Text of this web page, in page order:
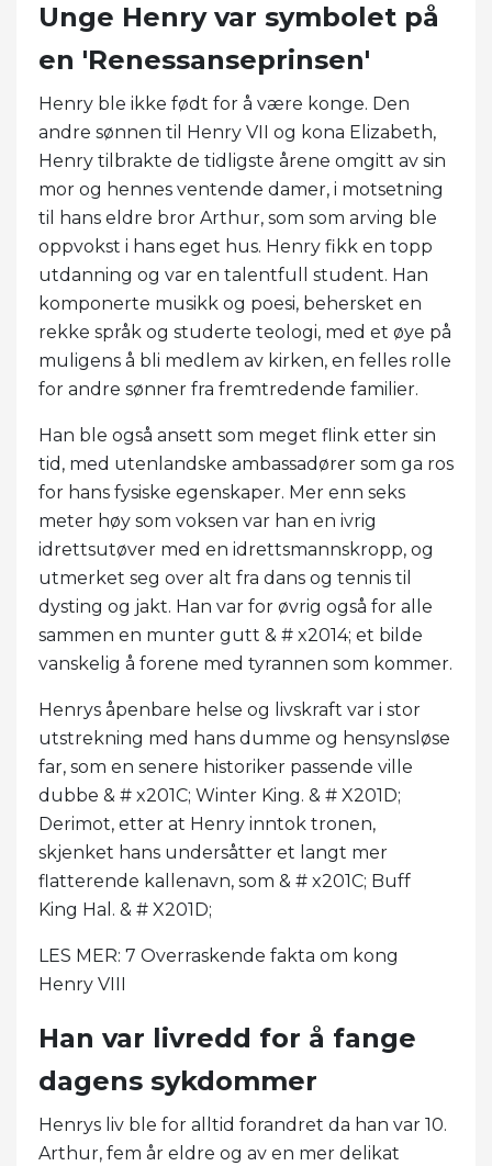
Unge Henry var symbolet på
en 'Renessanseprinsen'
Henry ble ikke født for å være konge. Den
andre sønnen til Henry VII og kona Elizabeth,
Henry tilbrakte de tidligste årene omgitt av sin
mor og hennes ventende damer, i motsetning
til hans eldre bror Arthur, som som arving ble
oppvokst i hans eget hus. Henry fikk en topp
utdanning og var en talentfull student. Han
komponerte musikk og poesi, behersket en
rekke språk og studerte teologi, med et øye på
muligens å bli medlem av kirken, en felles rolle
for andre sønner fra fremtredende familier.
Han ble også ansett som meget flink etter sin
tid, med utenlandske ambassadører som ga ros
for hans fysiske egenskaper. Mer enn seks
meter høy som voksen var han en ivrig
idrettsutøver med en idrettsmannskropp, og
utmerket seg over alt fra dans og tennis til
dysting og jakt. Han var for øvrig også for alle
sammen en munter gutt & # x2014; et bilde
vanskelig å forene med tyrannen som kommer.
Henrys åpenbare helse og livskraft var i stor
utstrekning med hans dumme og hensynsløse
far, som en senere historiker passende ville
dubbe & # x201C; Winter King. & # X201D;
Derimot, etter at Henry inntok tronen,
skjenket hans undersåtter et langt mer
flatterende kallenavn, som & # x201C; Buff
King Hal. & # X201D;
LES MER: 7 Overraskende fakta om kong
Henry VIII
Han var livredd for å fange
dagens sykdommer
Henrys liv ble for alltid forandret da han var 10.
Arthur, fem år eldre og av en mer delikat